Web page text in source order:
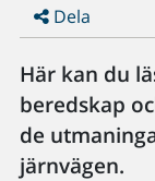
Dela
Här kan du
beredskap
de
järnvägen.